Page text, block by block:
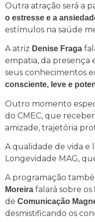
Outra atração será a
o estresse e a
estímulos na saúde
A atriz Denise Fraga
empatia, da presença
seus conhecimentos
consciente, leve e
Outro momento
do CMEC, que
amizade, trajetória
A qualidade de vida e
Longevidade MAG,
A programação
Moreira falará sobre os
de Comunicação
desmistificando os